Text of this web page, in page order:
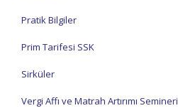
Pratik Bilgiler
Prim Tarifesi SSK
Sirküler
Vergi Affı ve Matrah Artırımı Semineri